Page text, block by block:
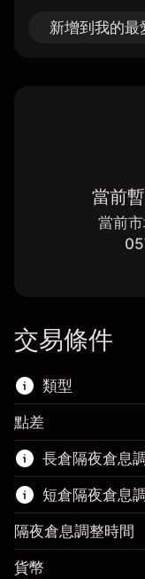
新增到我的最
當前
當前
交易條件
類型
該金融市場可
了解更多：
差價合約
點差
長倉隔夜倉息
短倉隔夜倉息
隔夜倉息調整時間
貨幣